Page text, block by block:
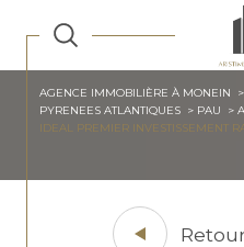
AGENCE IMMOBILIÈRE À MONEIN
PYRENEES ATLANTIQUES
PAU
IDEAL PREMIER INVESTISSEMENT